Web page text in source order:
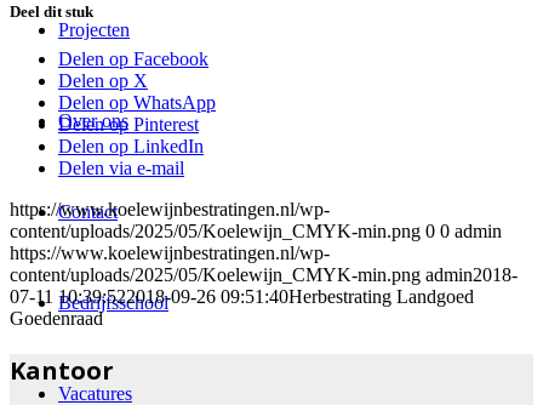
Projecten
Over ons
Contact
Bedrijfsschool
Vacatures
Deel dit stuk
Delen op Facebook
Delen op X
Delen op WhatsApp
Delen op Pinterest
Delen op LinkedIn
Delen via e-mail
https://www.koelewijnbestratingen.nl/wp-
content/uploads/2025/05/Koelewijn_CMYK-min.png 0 0 admin
https://www.koelewijnbestratingen.nl/wp-
content/uploads/2025/05/Koelewijn_CMYK-min.png admin2018-
07-11 10:39:522018-09-26 09:51:40Herbestrating Landgoed
Goedenraad
Kantoor